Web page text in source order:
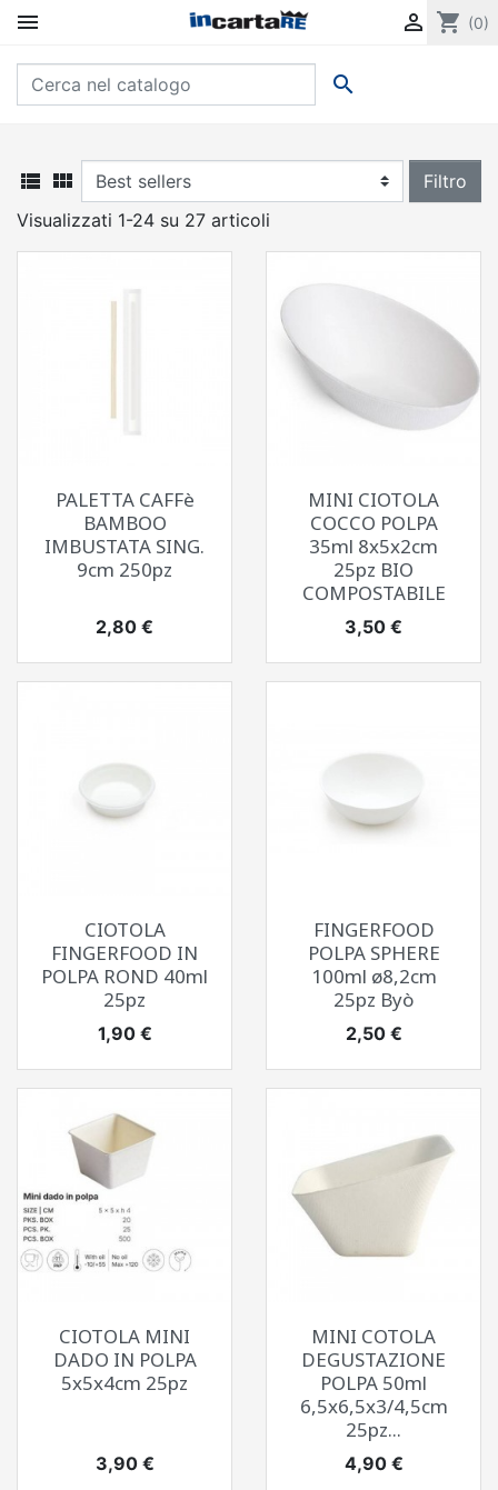
  shopping_cart (0)

 
Filtro
Visualizzati 1-24 su 27 articoli
PALETTA CAFFè
BAMBOO
IMBUSTATA SING.
9cm 250pz
Prezzo
2,80 €
MINI CIOTOLA
COCCO POLPA
35ml 8x5x2cm
25pz BIO
COMPOSTABILE
Prezzo
3,50 €
CIOTOLA
FINGERFOOD IN
POLPA ROND 40ml
25pz
Prezzo
1,90 €
FINGERFOOD
POLPA SPHERE
100ml ø8,2cm
25pz Byò
Prezzo
2,50 €
CIOTOLA MINI
DADO IN POLPA
5x5x4cm 25pz
Prezzo
3,90 €
MINI COTOLA
DEGUSTAZIONE
POLPA 50ml
6,5x6,5x3/4,5cm
25pz...
Prezzo
4,90 €